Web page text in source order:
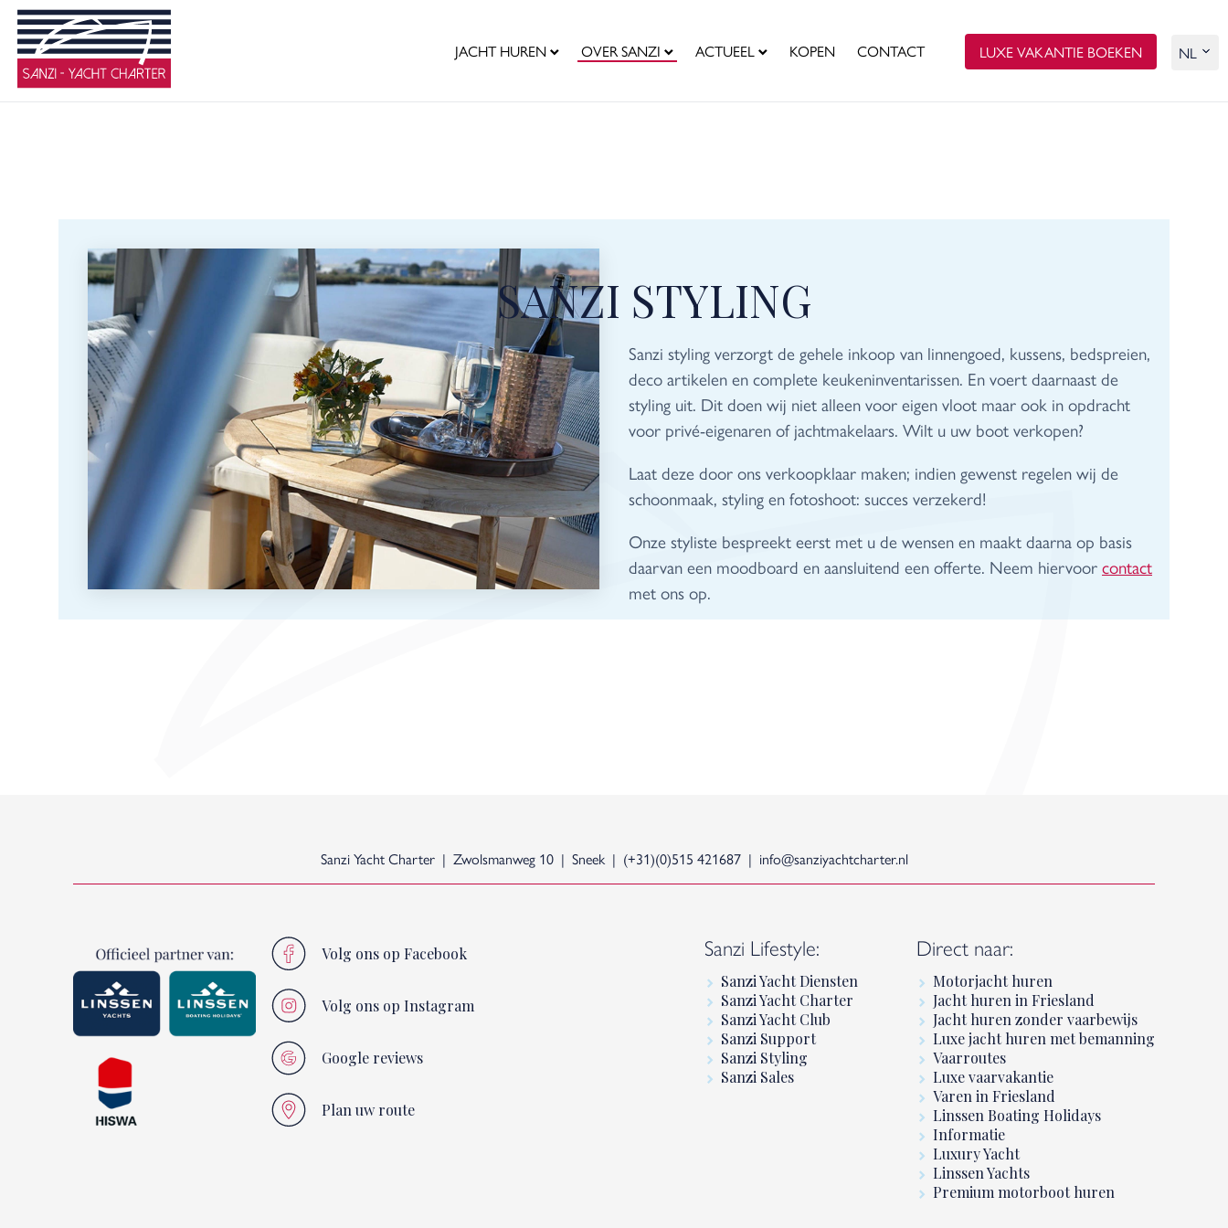
JACHT HUREN OVER SANZI ACTUEEL KOPEN CONTACT LUXE VAKANTIE BOEKEN
SANZI STYLING
Sanzi styling verzorgt de gehele inkoop van linnengoed, kussens, bedspreien,
deco artikelen en complete keukeninventarissen. En voert daarnaast de
styling uit. Dit doen wij niet alleen voor eigen vloot maar ook in opdracht
voor privé-eigenaren of jachtmakelaars. Wilt u uw boot verkopen?
Laat deze door ons verkoopklaar maken; indien gewenst regelen wij de
schoonmaak, styling en fotoshoot: succes verzekerd!
Onze styliste bespreekt eerst met u de wensen en maakt daarna op basis
daarvan een moodboard en aansluitend een offerte. Neem hiervoorcontact
met ons op.
Sanzi Yacht Charter Zwolsmanweg 10 Sneek (+31)(0)515 421687 info@sanziyachtcharter.nl
Volg ons op Facebook
Volg ons op Instagram
Google reviews
Plan uw route
Sanzi Lifestyle:
Sanzi Yacht Diensten
Sanzi Yacht Charter
Sanzi Yacht Club
Sanzi Support
Sanzi Styling
Sanzi Sales
Direct naar:
Motorjacht huren
Jacht huren in Friesland
Jacht huren zonder vaarbewijs
Luxe jacht huren met bemanning
Vaarroutes
Luxe vaarvakantie
Varen in Friesland
Linssen Boating Holidays
Informatie
Luxury Yacht
Linssen Yachts
Premium motorboot huren